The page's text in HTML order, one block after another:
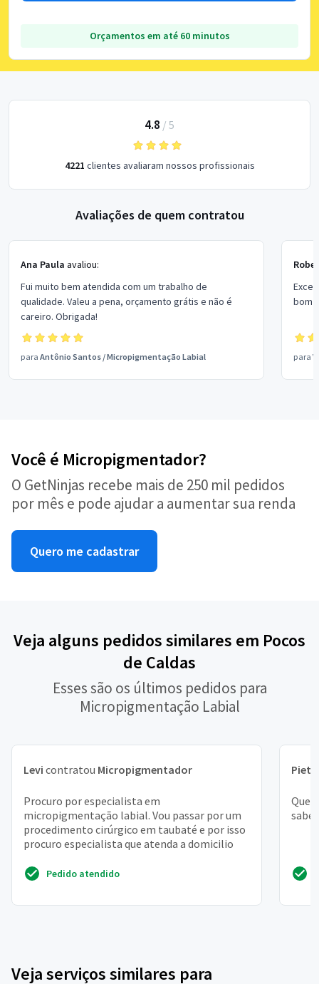
Orçamentos em até 60 minutos
4.8 / 5
4221 clientes avaliaram nossos profissionais
Avaliações de quem contratou
Ana Paula avaliou:
Fui muito bem atendida com um trabalho de
qualidade. Valeu a pena, orçamento grátis e não é
careiro. Obrigada!
para Antônio Santos /Micropigmentação Labial
bom
para
Você é Micropigmentador?
O GetNinjas recebe mais de 250 mil pedidos
por mês e pode ajudar a aumentar sua renda
Quero me cadastrar
Veja alguns pedidos similares em Pocos
de Caldas
Esses são os últimos pedidos para
Micropigmentação Labial
Levi contratou Micropigmentador
Procuro por especialista em
micropigmentação labial. Vou passar por um
procedimento cirúrgico em taubaté e por isso
procuro especialista que atenda a domicilio
Pedido atendido
Veja serviços similares para